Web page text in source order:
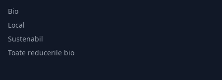
Bio
Local
Sustenabil
Toate reducerile bio